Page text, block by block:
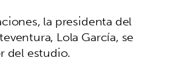
la presidenta del
Lola García, se
del estudio.